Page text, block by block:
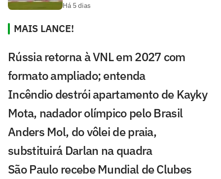
Há 5 dias
MAIS LANCE!
Rússia retorna à VNL em 2027 com
formato ampliado; entenda
Incêndio destrói apartamento de Kayky
Mota, nadador olímpico pelo Brasil
Anders Mol, do vôlei de praia,
substituirá Darlan na quadra
São Paulo recebe Mundial de Clubes